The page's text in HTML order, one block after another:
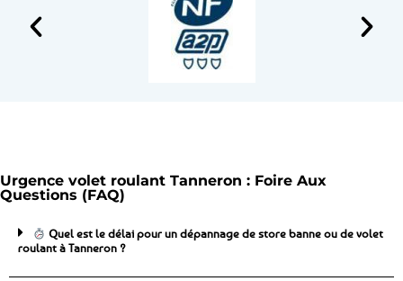
Urgence volet roulant Tanneron : Foire Aux
Questions (FAQ)
Quel est le délai pour un dépannage de store banne ou de volet
roulant à Tanneron ?